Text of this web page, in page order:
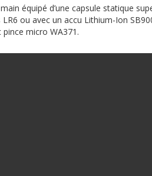
équipé d’une capsule statique
LR6 ou avec un accu Lithium-Ion
pince micro WA371.